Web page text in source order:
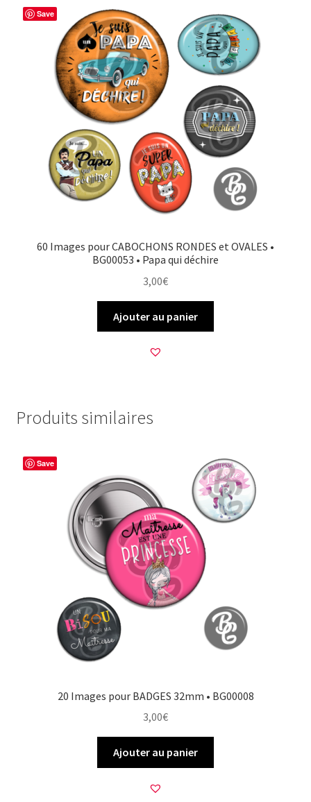
Save
60 Images pour CABOCHONS RONDES et OVALES •
BG00053 • Papa qui déchire
3,00€
Ajouter au panier
Produits similaires
Save
20 Images pour BADGES 32mm • BG00008
3,00€
Ajouter au panier